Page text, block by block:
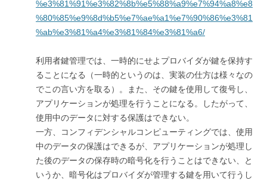
%e3%81%91%e3%82%8b%e5%88%a9%e7%94%a8%e8
%80%85%e9%8d%b5%e7%ae%a1%e7%90%86%e3%81
%ab%e3%81%a4%e3%81%84%e3%81%a6/
利用者鍵管理では、一時的にせよプロバイダが鍵を保持す
ることになる（一時的というのは、実装の仕方は様々なの
でこの言い方を取る）。また、その鍵を使用して復号し、
アプリケーションが処理を行うことになる。したがって、
使用中のデータに対する保護はできない。
一方、コンフィデンシャルコンピューティングでは、使用
中のデータの保護はできるが、アプリケーションが処理し
た後のデータの保存時の暗号化を行うことはできない、と
いうか、暗号化はプロバイダが管理する鍵を用いて行うし